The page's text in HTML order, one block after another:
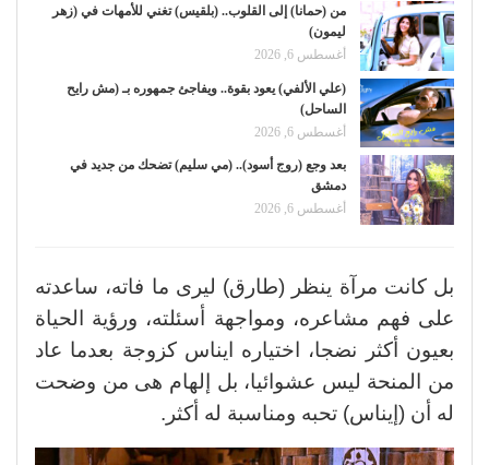
من (حمانا) إلى القلوب.. (بلقيس) تغني للأمهات في (زهر
ليمون)
أغسطس 6, 2026
(علي الألفي) يعود بقوة.. ويفاجئ جمهوره بـ (مش رايح
الساحل)
أغسطس 6, 2026
بعد وجع (روج أسود).. (مي سليم) تضحك من جديد في
دمشق
أغسطس 6, 2026
بل كانت مرآة ينظر (طارق) ليرى ما فاته، ساعدته
على فهم مشاعره، ومواجهة أسئلته، ورؤية الحياة
بعيون أكثر نضجا، اختياره ايناس كزوجة بعدما عاد
من المنحة ليس عشوائيا، بل إلهام هى من وضحت
له أن (إيناس) تحبه ومناسبة له أكثر.